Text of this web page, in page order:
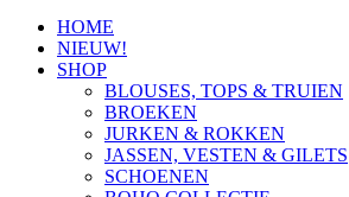
HOME
NIEUW!
SHOP
BLOUSES, TOPS & TRUIEN
BROEKEN
JURKEN & ROKKEN
JASSEN, VESTEN & GILETS
SCHOENEN